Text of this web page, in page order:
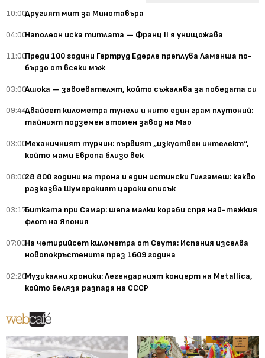
10:00Другият мит за Минотавъра
04:00Наполеон иска титлата — Франц II я унищожава
11:00Преди 100 години Гертруд Едерле преплува Ламанша по-
бързо от всеки мъж
03:00Ашока — завоевателят, който съжалява за победата си
09:44Двайсет километра тунели и нито един грам плутоний:
тайният подземен атомен завод на Мао
03:00Механичният турчин: първият „изкуствен интелект“,
който мами Европа близо век
08:0028 800 години на трона и един истински Гилгамеш: какво
разказва Шумерският царски списък
03:17Битката при Самар: шепа малки кораби спря най-тежкия
флот на Япония
07:00На четирийсет километра от Сеута: Испания изселва
новопокръстените през 1609 година
02:20Музикални хроники: Легендарният концерт на Metallica,
който беляза разпада на СССР